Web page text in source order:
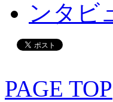
PAGE TOP